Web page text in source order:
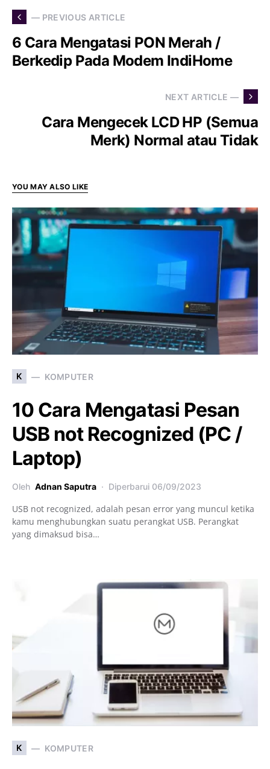
— PREVIOUS ARTICLE
6 Cara Mengatasi PON Merah /
Berkedip Pada Modem IndiHome
NEXT ARTICLE —
Cara Mengecek LCD HP (Semua
Merk) Normal atau Tidak
YOU MAY ALSO LIKE
K KOMPUTER
10 Cara Mengatasi Pesan
USB not Recognized (PC /
Laptop)
Oleh Adnan Saputra Diperbarui 06/09/2023
USB not recognized, adalah pesan error yang muncul ketika
kamu menghubungkan suatu perangkat USB. Perangkat
yang dimaksud bisa…
K KOMPUTER